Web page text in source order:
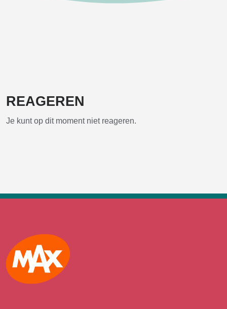
REAGEREN
Je kunt op dit moment niet reageren.
Max